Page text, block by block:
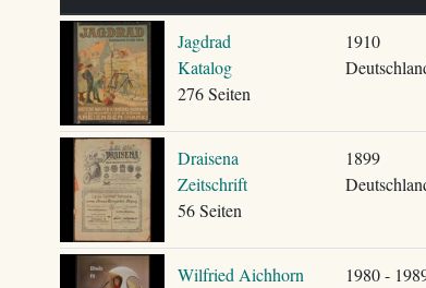
Jagdrad
Katalog
276 Seiten
1910
Draisena
Zeitschrift
56 Seiten
1899
Wilfried Aichhorn
1980 -